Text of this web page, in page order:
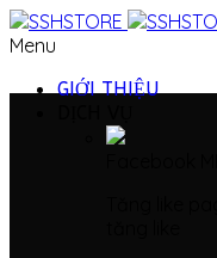
Menu
GIỚI THIỆU